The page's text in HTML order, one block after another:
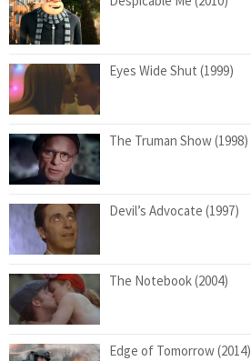
Eyes Wide Shut (1999)
The Truman Show (1998)
Devil’s Advocate (1997)
The Notebook (2004)
Edge of Tomorrow (2014)